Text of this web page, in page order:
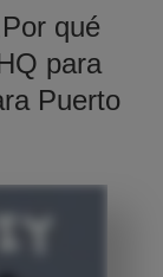
qué
para
Puerto